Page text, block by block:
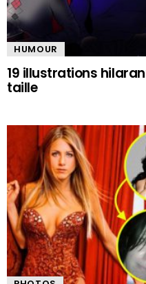
HUMOUR
19 illustrations
taille